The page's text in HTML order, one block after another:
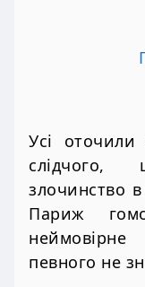
Усі
злочинство
Париж
певного не